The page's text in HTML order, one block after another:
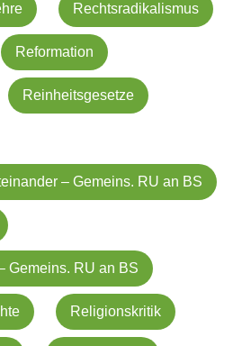
Rechtsradikalismus
Reformation
Reinheitsgesetze
– Gemeins. RU an BS
Gemeins. RU an BS
Religionskritik